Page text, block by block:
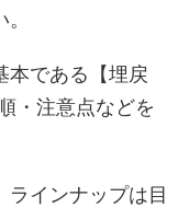
本である【埋戻
・注意点などを
ラインナップは目